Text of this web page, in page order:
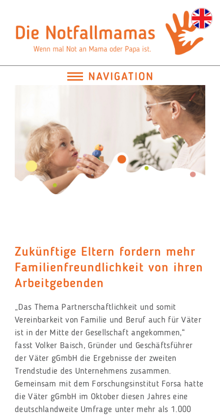
Zukünftige Eltern fordern mehr
Familienfreundlichkeit von ihren
Arbeitgebenden
„Das Thema Partnerschaftlichkeit und somit
Vereinbarkeit von Familie und Beruf auch für Väter
ist in der Mitte der Gesellschaft angekommen,“
fasst Volker Baisch, Gründer und Geschäftsführer
der Väter gGmbH die Ergebnisse der zweiten
Trendstudie des Unternehmens zusammen.
Gemeinsam mit dem Forschungsinstitut Forsa hatte
die Väter gGmbH im Oktober diesen Jahres eine
deutschlandweite Umfrage unter mehr als 1.000